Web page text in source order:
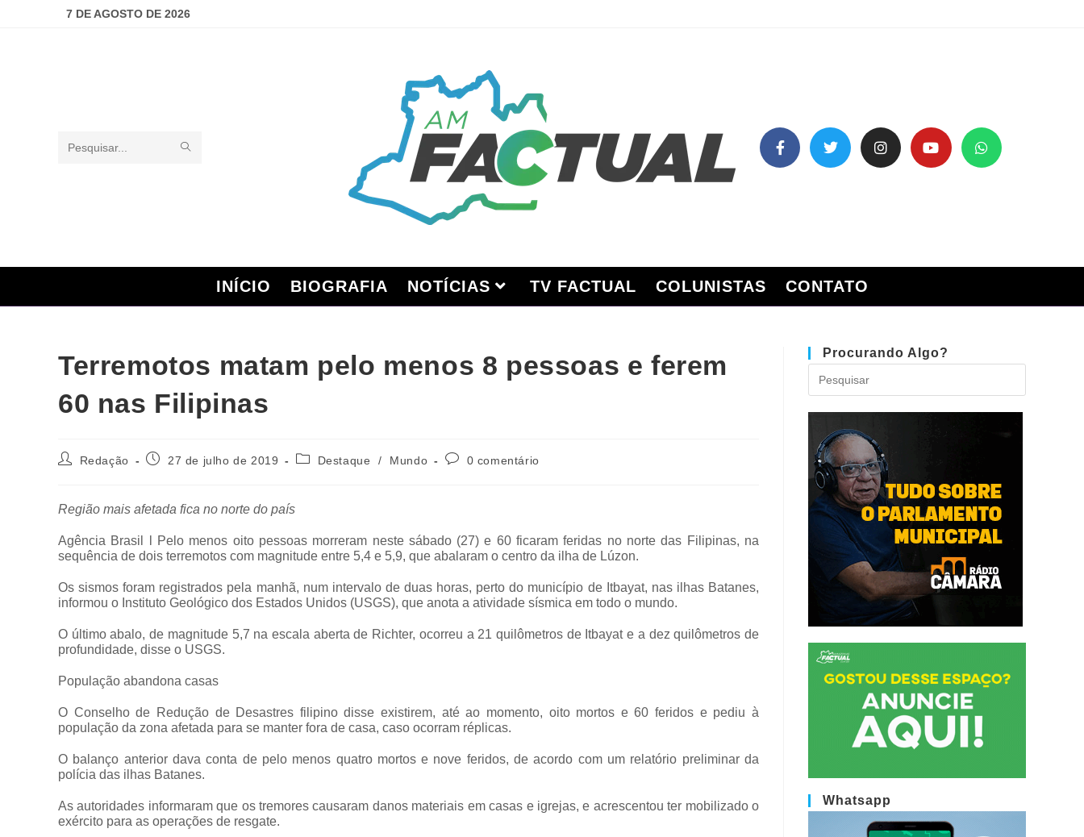
7 DE AGOSTO DE 2026
Pesquisar
INÍCIO BIOGRAFIA NOTÍCIAS TV FACTUAL COLUNISTAS CONTATO
Terremotos matam pelo menos 8 pessoas e ferem
60 nas Filipinas
Redação 27 de julho de 2019 Destaque / Mundo 0 comentário
Região mais afetada fica no norte do país
Agência Brasil l Pelo menos oito pessoas morreram neste sábado (27) e 60 ficaram feridas no norte das Filipinas, na
sequência de dois terremotos com magnitude entre 5,4 e 5,9, que abalaram o centro da ilha de Lúzon.
Os sismos foram registrados pela manhã, num intervalo de duas horas, perto do município de Itbayat, nas ilhas Batanes,
informou o Instituto Geológico dos Estados Unidos (USGS), que anota a atividade sísmica em todo o mundo.
O último abalo, de magnitude 5,7 na escala aberta de Richter, ocorreu a 21 quilômetros de Itbayat e a dez quilômetros de
profundidade, disse o USGS.
População abandona casas
O Conselho de Redução de Desastres filipino disse existirem, até ao momento, oito mortos e 60 feridos e pediu à
população da zona afetada para se manter fora de casa, caso ocorram réplicas.
O balanço anterior dava conta de pelo menos quatro mortos e nove feridos, de acordo com um relatório preliminar da
polícia das ilhas Batanes.
As autoridades informaram que os tremores causaram danos materiais em casas e igrejas, e acrescentou ter mobilizado o
exército para as operações de resgate.
Procurando Algo?
Whatsapp